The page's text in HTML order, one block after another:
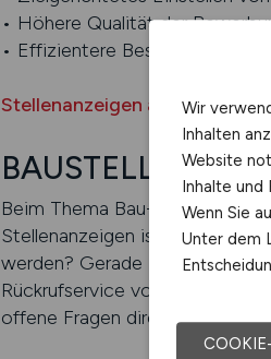
• Höhere Qualität der
• Effizientere Besetzung
Stellenanzeigen auf
Beim Thema Bau-
Stellenanzeigen ist sinnvoll,
werden? Gerade in einem
Rückrufservice von
offene Fragen direkt zu klären,
Wir
Inhalten
Website
Inhalte und
Wenn Sie
Unter dem